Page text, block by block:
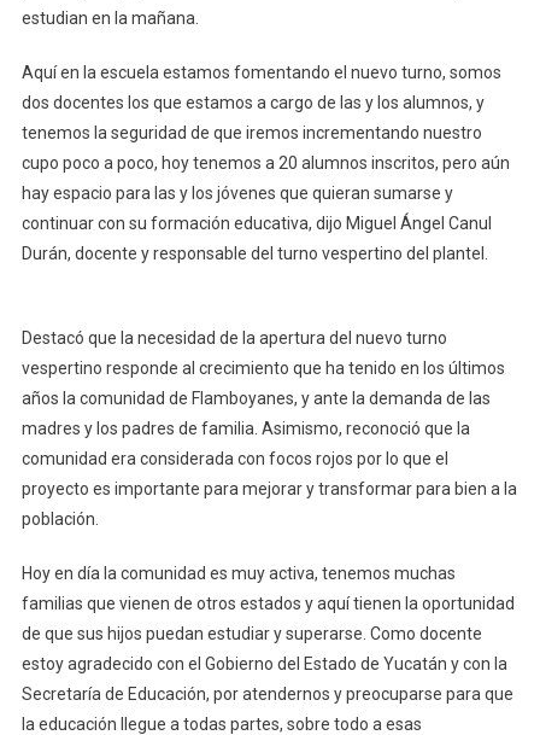
estudian en la mañana.
Aquí en la escuela estamos fomentando el nuevo turno, somos
dos docentes los que estamos a cargo de las y los alumnos, y
tenemos la seguridad de que iremos incrementando nuestro
cupo poco a poco, hoy tenemos a 20 alumnos inscritos, pero aún
hay espacio para las y los jóvenes que quieran sumarse y
continuar con su formación educativa, dijo Miguel Ángel Canul
Durán, docente y responsable del turno vespertino del plantel.
Destacó que la necesidad de la apertura del nuevo turno
vespertino responde al crecimiento que ha tenido en los últimos
años la comunidad de Flamboyanes, y ante la demanda de las
madres y los padres de familia. Asimismo, reconoció que la
comunidad era considerada con focos rojos por lo que el
proyecto es importante para mejorar y transformar para bien a la
población.
Hoy en día la comunidad es muy activa, tenemos muchas
familias que vienen de otros estados y aquí tienen la oportunidad
de que sus hijos puedan estudiar y superarse. Como docente
estoy agradecido con el Gobierno del Estado de Yucatán y con la
Secretaría de Educación, por atendernos y preocuparse para que
la educación llegue a todas partes, sobre todo a esas